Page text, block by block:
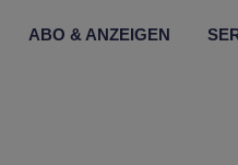
ABO & ANZEIGEN